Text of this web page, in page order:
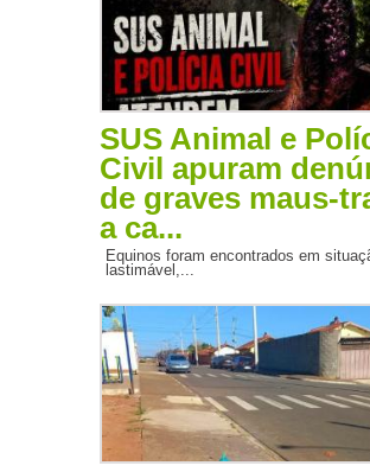
SUS Animal e
Civil apuram
de graves maus-
a ca...
Equinos foram encontrados em
lastimável,...